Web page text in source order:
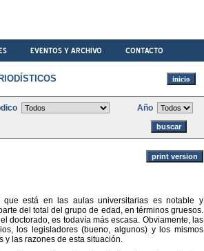
Año
está en las aulas universitarias es notable y
del total del grupo de edad, en términos gruesos.
doctorado, es todavía más escasa. Obviamente, las
los legisladores (bueno, algunos) y los mismos
y las razones de esta situación.